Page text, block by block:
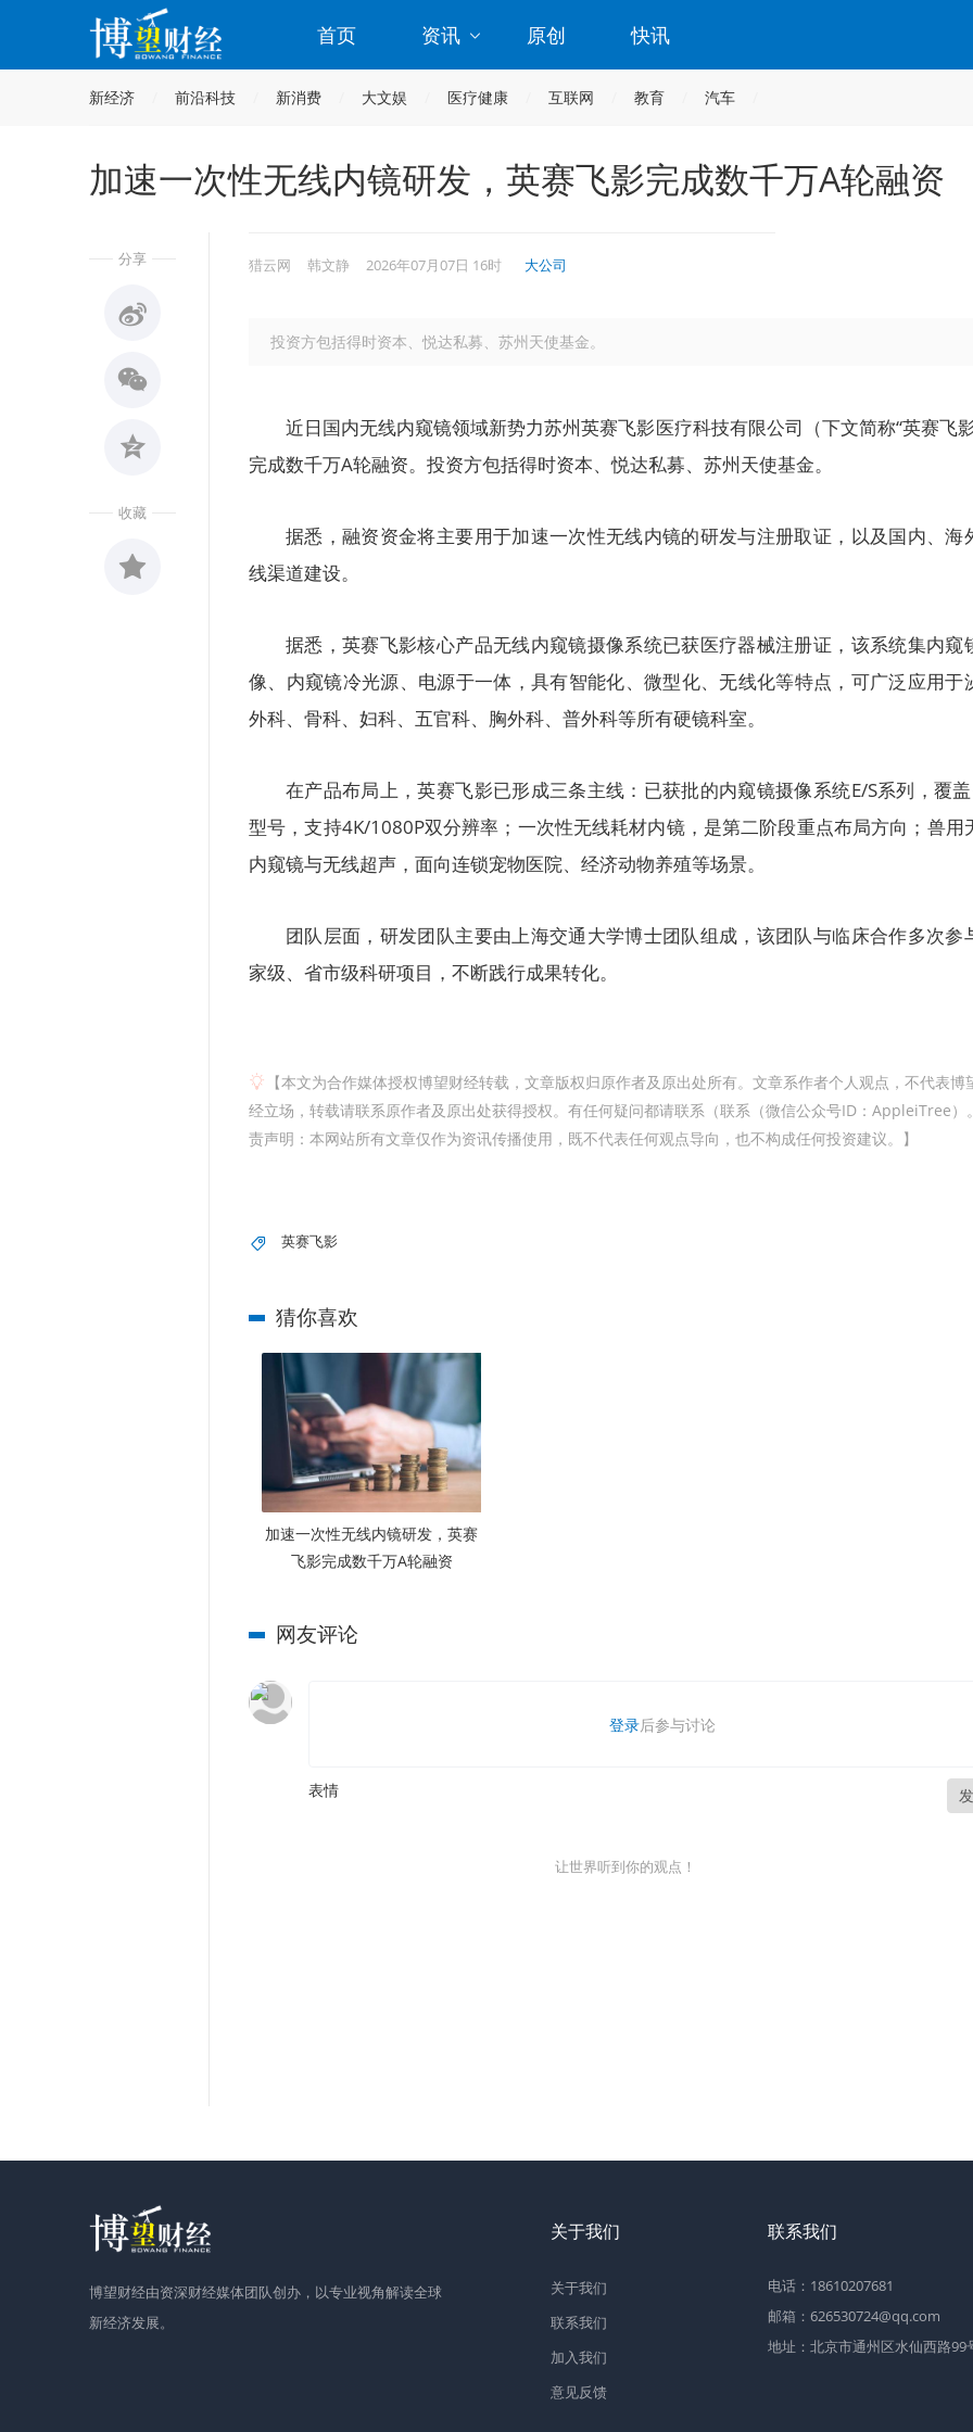
首页 资讯 原创 快讯
新经济 前沿科技 新消费 大文娱 医疗健康 互联网 教育 汽车
加速一次性无线内镜研发，英赛飞影完成数千万A轮融资
分享
收藏
猎云网 韩文静 2026年07月07日 16时 大公司
投资方包括得时资本、悦达私募、苏州天使基金。
近日国内无线内窥镜领域新势力苏州英赛飞影医疗科技有限公司（下文简称“英赛飞
完成数千万A轮融资。投资方包括得时资本、悦达私募、苏州天使基金。
据悉，融资资金将主要用于加速一次性无线内镜的研发与注册取证，以及国内、海
线渠道建设。
据悉，英赛飞影核心产品无线内窥镜摄像系统已获医疗器械注册证，该系统集内窥
像、内窥镜冷光源、电源于一体，具有智能化、微型化、无线化等特点，可广泛应用于
外科、骨科、妇科、五官科、胸外科、普外科等所有硬镜科室。
在产品布局上，英赛飞影已形成三条主线：已获批的内窥镜摄像系统E/S系列，覆
型号，支持4K/1080P双分辨率；一次性无线耗材内镜，是第二阶段重点布局方向；兽用
内窥镜与无线超声，面向连锁宠物医院、经济动物养殖等场景。
团队层面，研发团队主要由上海交通大学博士团队组成，该团队与临床合作多次参
家级、省市级科研项目，不断践行成果转化。
【本文为合作媒体授权博望财经转载，文章版权归原作者及原出处所有。文章系作者个人观点，不代表博
经立场，转载请联系原作者及原出处获得授权。有任何疑问都请联系（联系（微信公众号ID：AppleiTree）
责声明：本网站所有文章仅作为资讯传播使用，既不代表任何观点导向，也不构成任何投资建议。】
英赛飞影
猜你喜欢
加速一次性无线内镜研发，英赛
飞影完成数千万A轮融资
网友评论
登录后参与讨论
表情
让世界听到你的观点！
博望财经由资深财经媒体团队创办，以专业视角解读全球
新经济发展。
关于我们
关于我们
联系我们
加入我们
意见反馈
联系我们
电话：18610207681
邮箱：626530724@qq.com
地址：北京市通州区水仙西路99